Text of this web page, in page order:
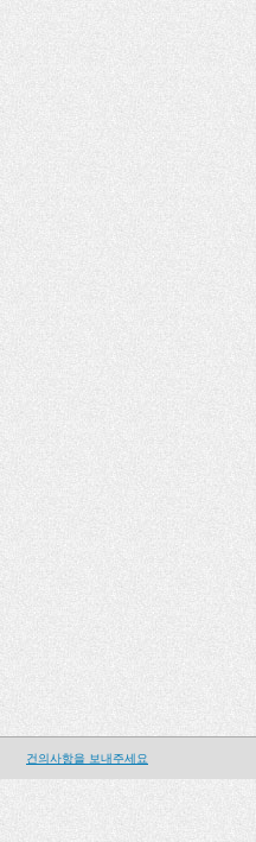
건의사항을 보내주세요